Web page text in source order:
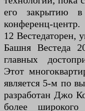
его закрытию
конференц-центр.
12 Вестедаторен,
Башня Вестеда
главных
Этот
является 5-м по
разработан Джо
более